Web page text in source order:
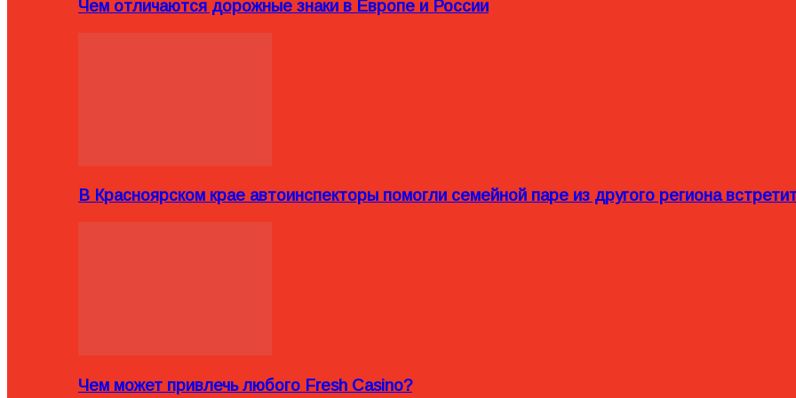
Чем отличаются дорожные знаки в Европе и России
В Красноярском крае автоинспекторы помогли семейной паре из другого региона
Чем может привлечь любого Fresh Casino?